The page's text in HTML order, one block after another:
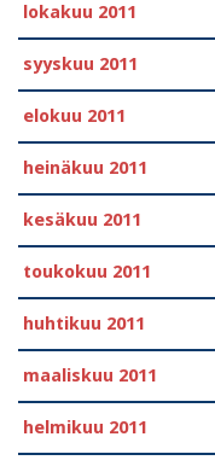
lokakuu 2011
syyskuu 2011
elokuu 2011
heinäkuu 2011
kesäkuu 2011
toukokuu 2011
huhtikuu 2011
maaliskuu 2011
helmikuu 2011